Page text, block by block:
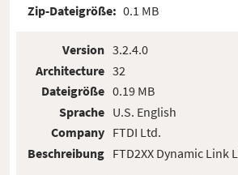
Zip-Dateigröße: 0.1 MB
Version
Architecture
Dateigröße
Sprache
Company
Beschreibung
3.2.4.0
32
0.19 MB
U.S. English
FTDI Ltd.
FTD2XX Dynamic Link